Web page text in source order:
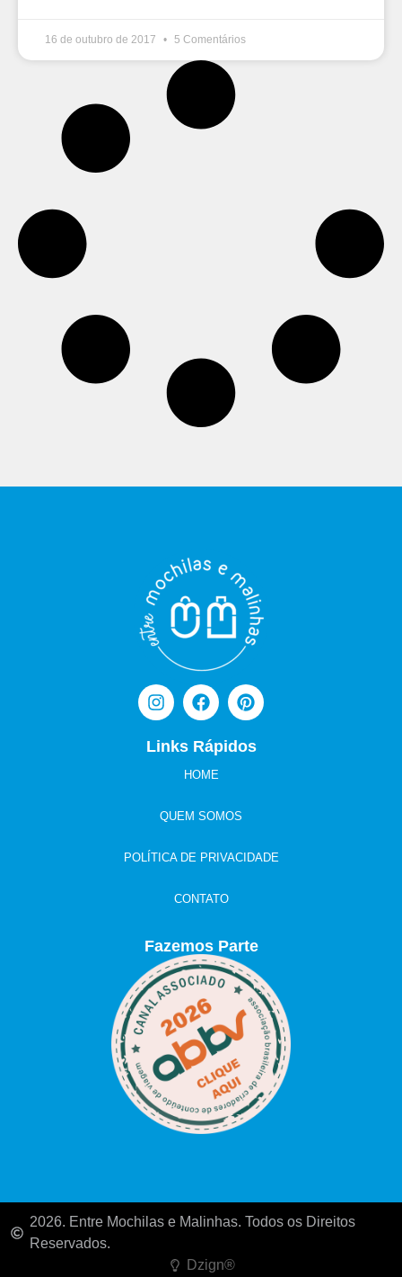
16 de outubro de 2017 5 Comentários
Links Rápidos
HOME
QUEM SOMOS
POLÍTICA DE PRIVACIDADE
CONTATO
Fazemos Parte
2026. Entre Mochilas e Malinhas. Todos os Direitos
Reservados.
Dzign®